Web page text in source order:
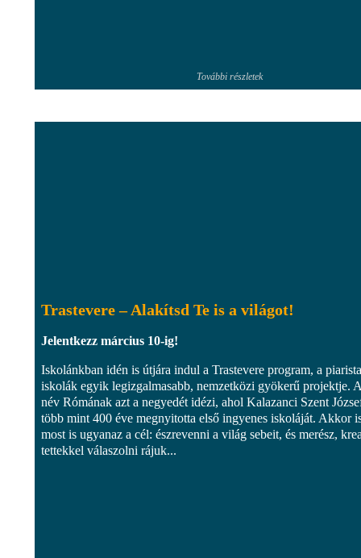
További részletek
Trastevere – Alakítsd Te is a világot!
Jelentkezz március 10-ig!
Iskolánkban idén is útjára indul a Trastevere program, a piarista
iskolák egyik legizgalmasabb, nemzetközi gyökerű projektje. A
név Rómának azt a negyedét idézi, ahol Kalazanci Szent
több mint 400 éve megnyitotta első ingyenes iskoláját. Akkor
most is ugyanaz a cél: észrevenni a világ sebeit, és merész,
tettekkel válaszolni rájuk...